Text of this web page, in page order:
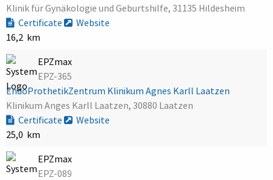
Klinik für Gynäkologie und Geburtshilfe, 31135 Hildesheim
Certificate
Website
16,2 km
EPZmax
EPZ-365
EndoProthetikZentrum Klinikum Agnes Karll Laatzen
Klinikum Anges Karll Laatzen, 30880 Laatzen
Certificate
Website
25,0 km
EPZmax
EPZ-089